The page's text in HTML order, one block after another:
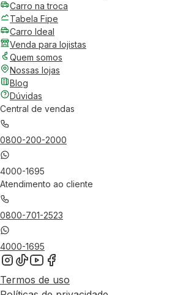
Carro na troca
Tabela Fipe
Carro Ideal
Venda para lojistas
Quem somos
Nossas lojas
Blog
Dúvidas
Central de vendas
0800-200-2000
4000-1695
Atendimento ao cliente
0800-701-2523
4000-1695
Termos de uso